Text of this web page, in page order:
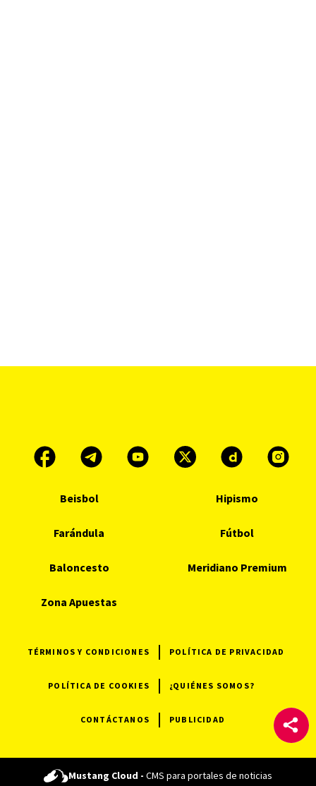
Beisbol Hipismo
Farándula Fútbol
Baloncesto Meridiano Premium
Zona Apuestas
TÉRMINOS Y CONDICIONES POLÍTICA DE PRIVACIDAD
POLÍTICA DE COOKIES ¿QUIÉNES SOMOS?
CONTÁCTANOS PUBLICIDAD
Mustang Cloud - CMS para portales de noticias